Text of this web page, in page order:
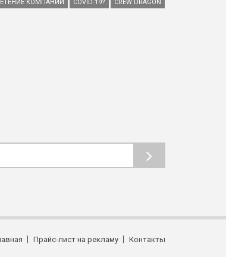
КОМПАНИЙ
COVID-19?
CREW DRAGON
Прайс-лист на рекламу Контакты